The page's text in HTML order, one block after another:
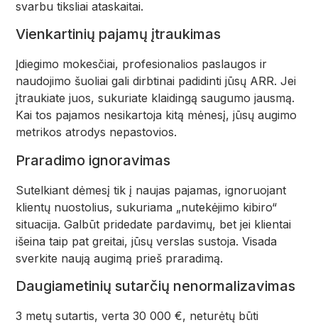
svarbu tiksliai ataskaitai.
Vienkartinių pajamų įtraukimas
Įdiegimo mokesčiai, profesionalios paslaugos ir
naudojimo šuoliai gali dirbtinai padidinti jūsų ARR. Jei
įtraukiate juos, sukuriate klaidingą saugumo jausmą.
Kai tos pajamos nesikartoja kitą mėnesį, jūsų augimo
metrikos atrodys nepastovios.
Praradimo ignoravimas
Sutelkiant dėmesį tik į naujas pajamas, ignoruojant
klientų nuostolius, sukuriama „nutekėjimo kibiro“
situacija. Galbūt pridedate pardavimų, bet jei klientai
išeina taip pat greitai, jūsų verslas sustoja. Visada
sverkite naują augimą prieš praradimą.
Daugiametinių sutarčių nenormalizavimas
3 metų sutartis, verta 30 000 €, neturėtų būti